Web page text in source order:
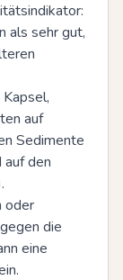
als sehr gut,
auf
Sedimente
den
oder
die
eine